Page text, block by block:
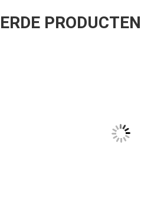
PRODUCTEN